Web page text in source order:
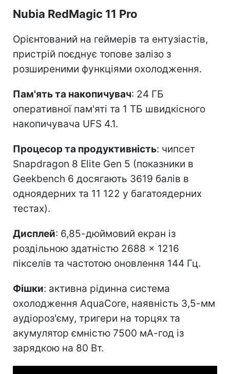
Nubia RedMagic 11 Pro
Орієнтований на геймерів та ентузіастів,
пристрій поєднує топове залізо з
розширеними функціями охолодження.
Пам'ять та накопичувач: 24 ГБ
оперативної пам'яті та 1 ТБ швидкісного
накопичувача UFS 4.1.
Процесор та продуктивність: чипсет
Snapdragon 8 Elite Gen 5 (показники в
Geekbench 6 досягають 3619 балів в
одноядерних та 11 122 у багатоядерних
тестах).
Дисплей: 6,85-дюймовий екран із
роздільною здатністю 2688 × 1216
пікселів та частотою оновлення 144 Гц.
Фішки: активна рідинна система
охолодження AquaCore, наявність 3,5-мм
аудіороз'єму, тригери на торцях та
акумулятор ємністю 7500 мА-год із
зарядкою на 80 Вт.